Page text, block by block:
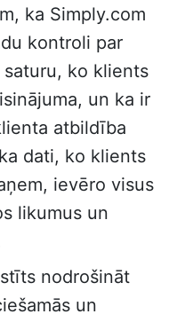
ka Simply.com
kontroli par
saturu, ko klients
un ka ir
atbildība
dati, ko klients
ievēro visus
likumus un
nodrošināt
un